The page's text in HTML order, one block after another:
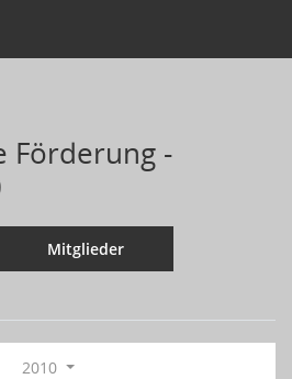
Förderung -
Mitglieder
2010